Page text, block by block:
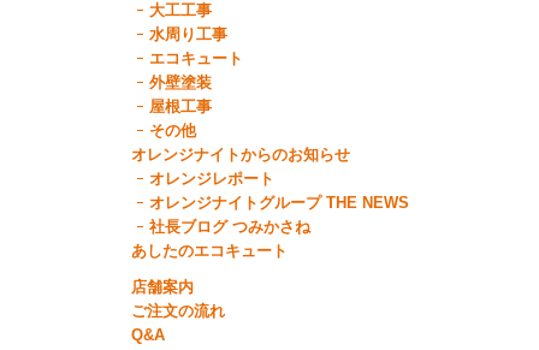
大工工事
水周り工事
エコキュート
外壁塗装
屋根工事
その他
オレンジナイトからのお知らせ
オレンジレポート
オレンジナイトグループ THE NEWS
社長ブログ つみかさね
あしたのエコキュート
店舗案内
ご注文の流れ
Q&A